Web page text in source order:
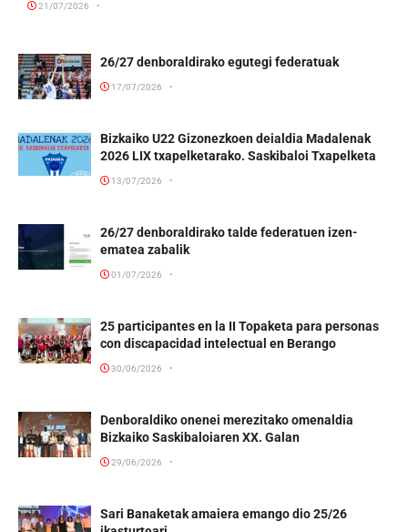
21/07/2026
26/27 denboraldirako egutegi federatuak
17/07/2026
Bizkaiko U22 Gizonezkoen deialdia Madalenak
2026 LIX txapelketarako. Saskibaloi Txapelketa
13/07/2026
26/27 denboraldirako talde federatuen izen-
ematea zabalik
01/07/2026
25 participantes en la II Topaketa para personas
con discapacidad intelectual en Berango
30/06/2026
Denboraldiko onenei merezitako omenaldia
Bizkaiko Saskibaloiaren XX. Galan
29/06/2026
Sari Banaketak amaiera emango dio 25/26